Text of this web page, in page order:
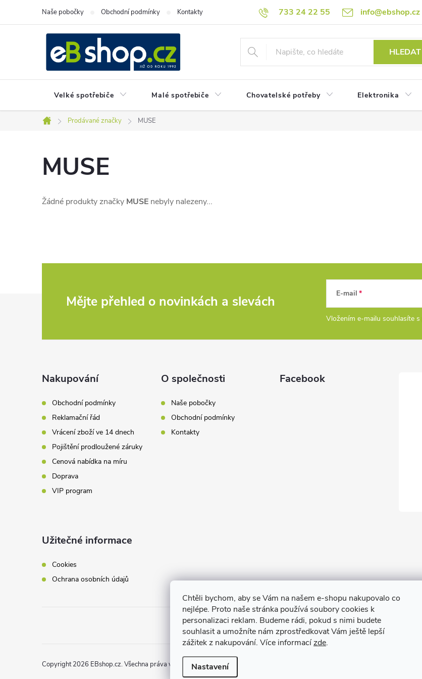
Chtěli bychom, aby se Vám na našem e-shopu nakupovalo co
nejlépe. Proto naše stránka používá soubory cookies k
personalizaci reklam. Budeme rádi, pokud s nimi budete
souhlasit a umožníte nám zprostředkovat Vám ještě lepší
zážitek z nakupování. Více informacízde.
Nastavení
733 24 22 55 info@ebshop.cz
Naše pobočky Obchodní podmínky Kontakty
HLEDAT
Velké spotřebiče Malé spotřebiče Chovatelské potřeby Elektronika
Domů
Prodávané značky MUSE
MUSE
Žádné produkty značky MUSE nebyly nalezeny...
Mějte přehled o novinkách a slevách E-mail
Vložením e-mailu souhlasíte s
Nakupování
Obchodní podmínky
Reklamační řád
Vrácení zboží ve 14 dnech
Pojištění prodloužené záruky
Cenová nabídka na míru
Doprava
VIP program
O společnosti
Naše pobočky
Obchodní podmínky
Kontakty
Facebook
Užitečné informace
Cookies
Ochrana osobních údajů
Copyright 2026 EBshop.cz. Všechna práva vyhrazena.